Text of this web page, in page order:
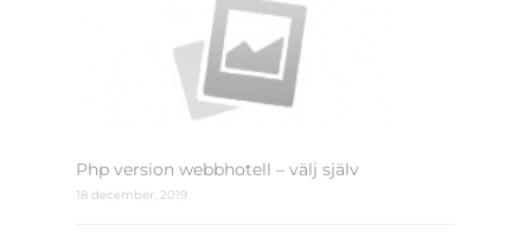
Php version webbhotell – välj själv
18 december, 2019